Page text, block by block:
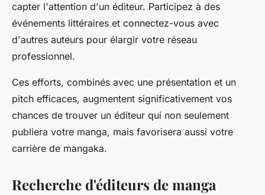
capter l'attention d'un éditeur. Participez à des
événements littéraires et connectez-vous avec
d'autres auteurs pour élargir votre réseau
professionnel.
Ces efforts, combinés avec une présentation et un
pitch efficaces, augmentent significativement vos
chances de trouver un éditeur qui non seulement
publiera votre manga, mais favorisera aussi votre
carrière de mangaka.
Recherche d'éditeurs de manga